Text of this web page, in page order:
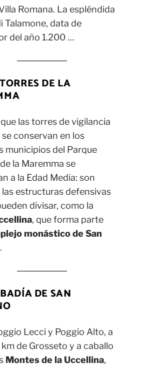
Romana. La espléndida
Talamone, data de
del año 1.200 …
DE LA
las torres de vigilancia
se conservan en los
municipios del Parque
la Maremma se
a la Edad Media: son
las estructuras defensivas
divisar, como la
, que forma parte
monástico de San
.
DE SAN
Lecci y Poggio Alto, a
km de Grosseto y a caballo
Montes de la Uccellina,